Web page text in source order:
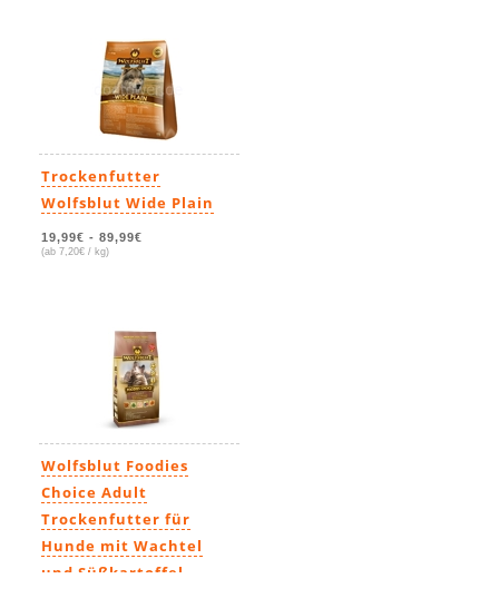
Trockenfutter
Wolfsblut Wide Plain
19,99€ - 89,99€
(ab 7,20€ / kg)
Wolfsblut Foodies
Choice Adult
Trockenfutter für
Hunde mit Wachtel
und Süßkartoffel